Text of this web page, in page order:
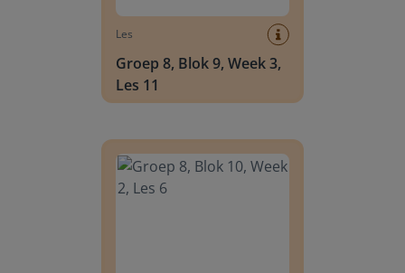
Les
Groep 8, Blok 9, Week 3,
Les 11